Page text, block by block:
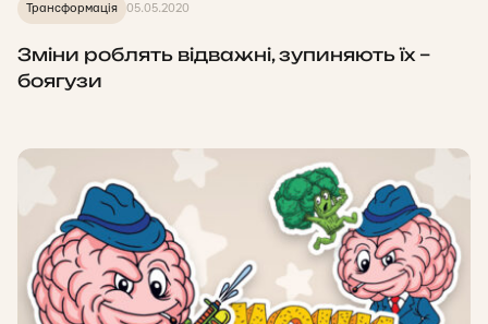
Трансформація 05.05.2020
Зміни роблять відважні, зупиняють їх –
боягузи